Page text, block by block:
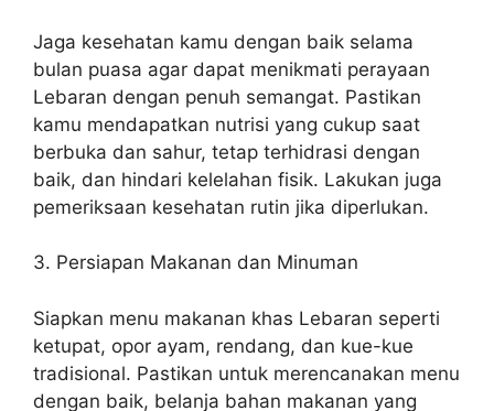
Jaga kesehatan kamu dengan baik selama
bulan puasa agar dapat menikmati perayaan
Lebaran dengan penuh semangat. Pastikan
kamu mendapatkan nutrisi yang cukup saat
berbuka dan sahur, tetap terhidrasi dengan
baik, dan hindari kelelahan fisik. Lakukan juga
pemeriksaan kesehatan rutin jika diperlukan.
3. Persiapan Makanan dan Minuman
Siapkan menu makanan khas Lebaran seperti
ketupat, opor ayam, rendang, dan kue-kue
tradisional. Pastikan untuk merencanakan menu
dengan baik, belanja bahan makanan yang